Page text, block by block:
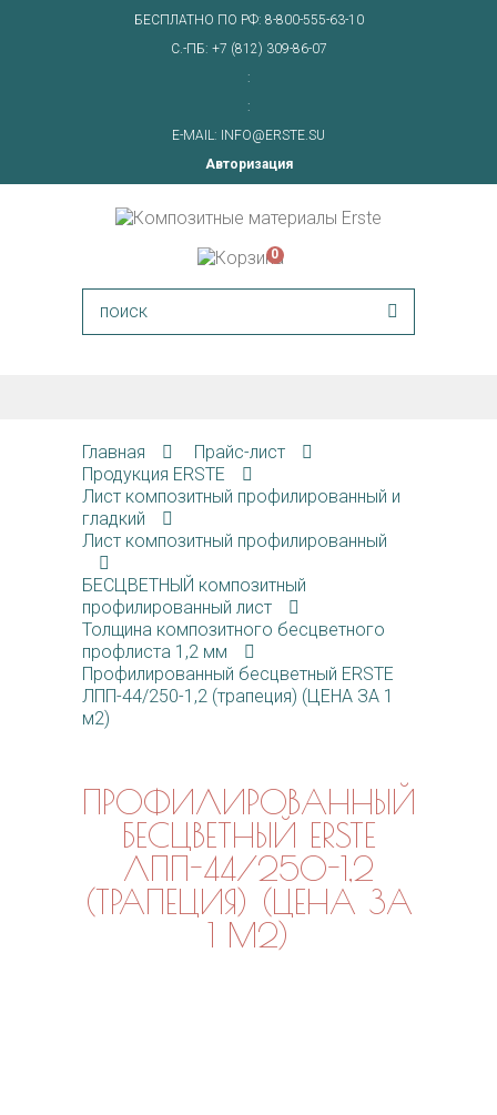
БЕСПЛАТНО ПО РФ: 8-800-555-63-10
С.-ПБ: +7 (812) 309-86-07
:
:
E-MAIL:
INFO@ERSTE.SU
Авторизация
0
Главная
Прайс-лист
Продукция ERSTE
Лист композитный профилированный и
гладкий
Лист композитный профилированный
БЕСЦВЕТНЫЙ композитный
профилированный лист
Толщина композитного бесцветного
профлиста 1,2 мм
Профилированный бесцветный ERSTE
ЛПП-44/250-1,2 (трапеция) (ЦЕНА ЗА 1
м2)
ПРОФИЛИРОВАННЫЙ
БЕСЦВЕТНЫЙ ERSTE
ЛПП-44/250-1,2
(ТРАПЕЦИЯ) (ЦЕНА ЗА
1 М2)